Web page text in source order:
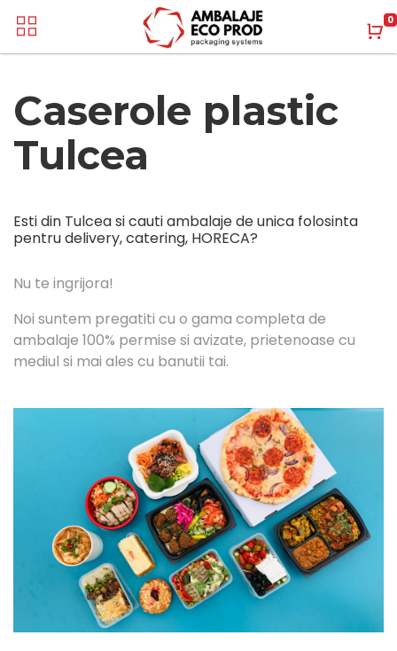
0
Caserole plastic
Tulcea
Esti din Tulcea si cauti ambalaje de unica folosinta
pentru delivery, catering, HORECA?
Nu te ingrijora!
Noi suntem pregatiti cu o gama completa de
ambalaje 100% permise si avizate, prietenoase cu
mediul si mai ales cu banutii tai.